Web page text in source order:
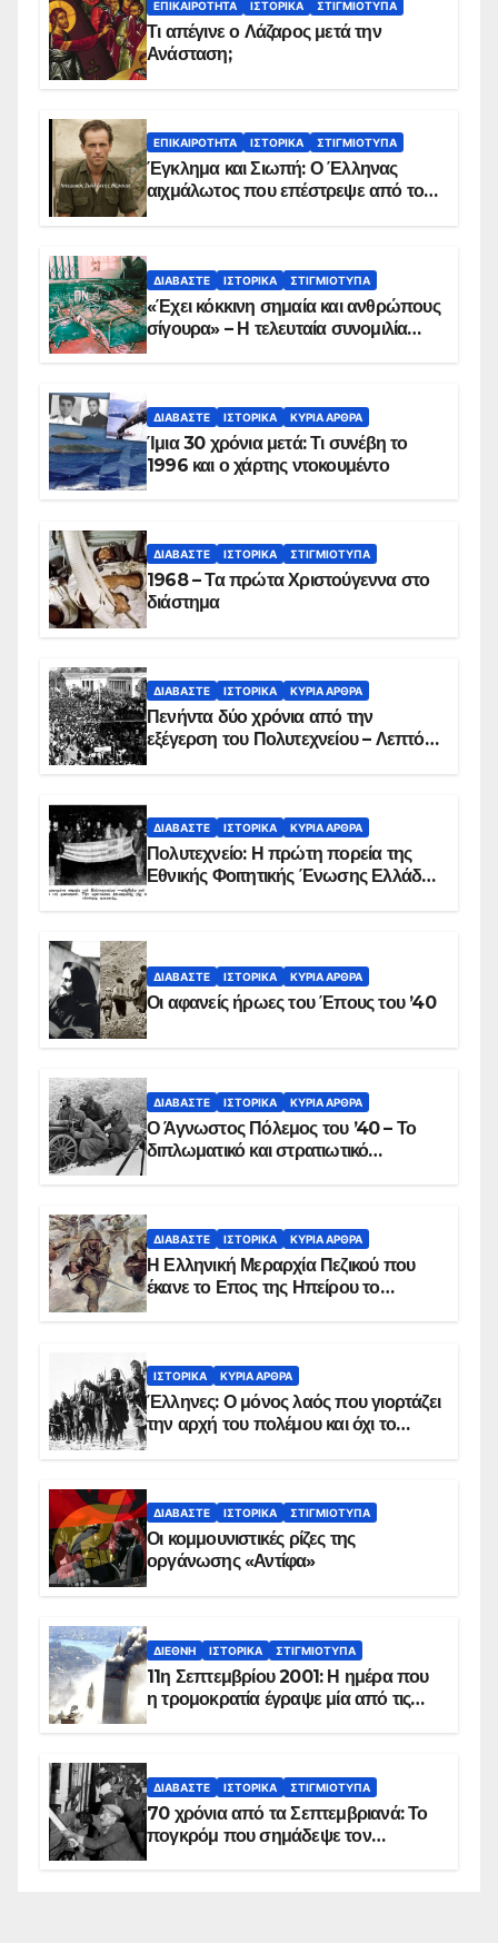
ΕΠΙΚΑΙΡΌΤΗΤΑ ΙΣΤΟΡΙΚΆ ΣΤΙΓΜΙΌΤΥΠΑ
Τι απέγινε ο Λάζαρος μετά την
Ανάσταση;
ΕΠΙΚΑΙΡΌΤΗΤΑ ΙΣΤΟΡΙΚΆ ΣΤΙΓΜΙΌΤΥΠΑ
Έγκλημα και Σιωπή: Ο Έλληνας
αιχμάλωτος που επέστρεψε από το
ΔΙΑΒΆΣΤΕ ΙΣΤΟΡΙΚΆ ΣΤΙΓΜΙΌΤΥΠΑ
«Έχει κόκκινη σημαία και ανθρώπους
σίγουρα» – Η τελευταία συνομιλία
ΔΙΑΒΆΣΤΕ ΙΣΤΟΡΙΚΆ ΚΥΡΙΑ ΑΡΘΡΑ
Ίμια 30 χρόνια μετά: Τι συνέβη το
1996 και ο χάρτης ντοκουμέντο
ΔΙΑΒΆΣΤΕ ΙΣΤΟΡΙΚΆ ΣΤΙΓΜΙΌΤΥΠΑ
1968 – Τα πρώτα Χριστούγεννα στο
διάστημα
ΔΙΑΒΆΣΤΕ ΙΣΤΟΡΙΚΆ ΚΥΡΙΑ ΑΡΘΡΑ
Πενήντα δύο χρόνια από την
εξέγερση του Πολυτεχνείου – Λεπτό
ΔΙΑΒΆΣΤΕ ΙΣΤΟΡΙΚΆ ΚΥΡΙΑ ΑΡΘΡΑ
Πολυτεχνείο: Η πρώτη πορεία της
Εθνικής Φοιτητικής Ένωσης Ελλάδος
ΔΙΑΒΆΣΤΕ ΙΣΤΟΡΙΚΆ ΚΥΡΙΑ ΑΡΘΡΑ
Οι αφανείς ήρωες του Έπους του ’40
ΔΙΑΒΆΣΤΕ ΙΣΤΟΡΙΚΆ ΚΥΡΙΑ ΑΡΘΡΑ
Ο Άγνωστος Πόλεμος του ’40 – Το
διπλωματικό και στρατιωτικό
ΔΙΑΒΆΣΤΕ ΙΣΤΟΡΙΚΆ ΚΥΡΙΑ ΑΡΘΡΑ
Η Ελληνική Μεραρχία Πεζικού που
έκανε το Επος της Ηπείρου το
ΙΣΤΟΡΙΚΆ ΚΥΡΙΑ ΑΡΘΡΑ
Έλληνες: Ο μόνος λαός που γιορτάζει
την αρχή του πολέμου και όχι το
ΔΙΑΒΆΣΤΕ ΙΣΤΟΡΙΚΆ ΣΤΙΓΜΙΌΤΥΠΑ
Οι κομμουνιστικές ρίζες της
οργάνωσης «Αντίφα»
ΔΙΕΘΝΉ ΙΣΤΟΡΙΚΆ ΣΤΙΓΜΙΌΤΥΠΑ
11η Σεπτεμβρίου 2001: Η ημέρα που
η τρομοκρατία έγραψε μία από τις
ΔΙΑΒΆΣΤΕ ΙΣΤΟΡΙΚΆ ΣΤΙΓΜΙΌΤΥΠΑ
70 χρόνια από τα Σεπτεμβριανά: Το
πογκρόμ που σημάδεψε τον